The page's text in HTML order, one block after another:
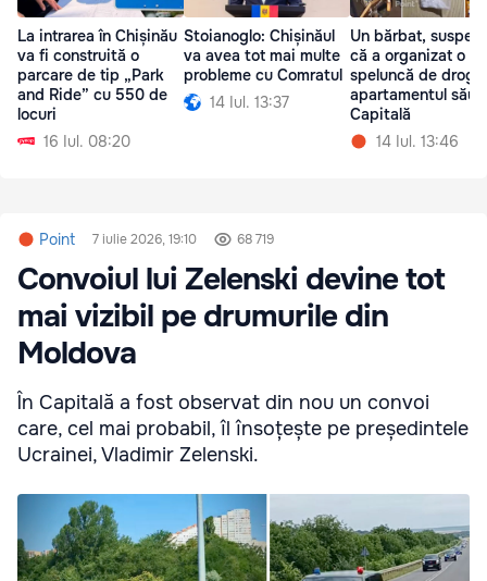
La intrarea în Chișinău
va fi construită o
parcare de tip „Park
and Ride” cu 550 de
locuri
16 Iul. 08:20
Stoianoglo: Chișinăul
va avea tot mai multe
probleme cu Comratul
14 Iul. 13:37
Un bărbat,
că a organizat o
speluncă de
apartamentul său
Capitală
14 Iul. 13:46
Point 7 iulie 2026, 19:10 68 719
Convoiul lui Zelenski devine tot
mai vizibil pe drumurile din
Moldova
În Capitală a fost observat din nou un convoi
care, cel mai probabil, îl însoțește pe președintele
Ucrainei, Vladimir Zelenski.